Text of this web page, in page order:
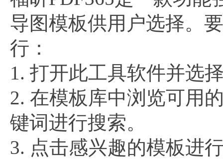
导图模板供用户选择。
行：
1. 打开此工具软件并选
2. 在模板库中浏览可用
键词进行搜索。
3. 点击感兴趣的模板进